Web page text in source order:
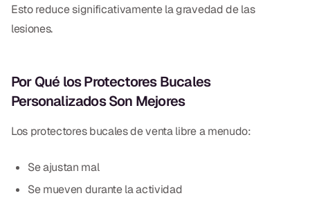
Dr. Hassan Haidar
Dr. Allen Newman
Solicitar una Cita
Esto reduce significativamente la gravedad de las
lesiones.
Por Qué los Protectores Bucales
Personalizados Son Mejores
Los protectores bucales de venta libre a menudo:
Se ajustan mal
Se mueven durante la actividad